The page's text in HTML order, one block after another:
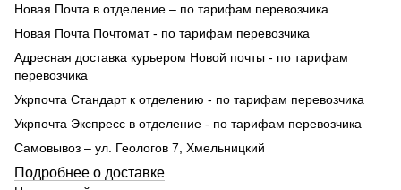
Новая Почта в отделение – по тарифам перевозчика
Новая Почта Почтомат - по тарифам перевозчика
Адресная доставка курьером Новой почты - по тарифам
перевозчика
Укрпочта Стандарт к отделению - по тарифам перевозчика
Укрпочта Экспресс в отделение - по тарифам перевозчика
Самовывоз – ул. Геологов 7, Хмельницкий
Подробнее о доставке